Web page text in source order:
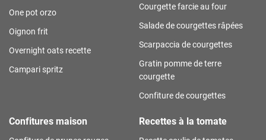
One pot orzo
Oignon frit
Overnight oats recette
Campari spritz
Courgette farcie au four
Salade de courgettes râpées
Scarpaccia de courgettes
Gratin pomme de terre
courgette
Confiture de courgettes
Confitures maison Recettes à la tomate